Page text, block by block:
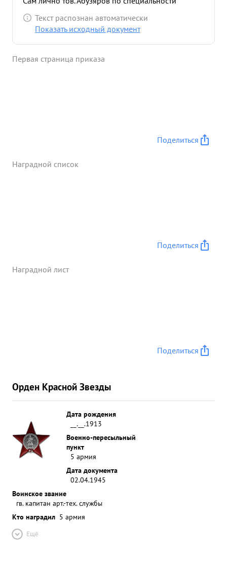
подготовлен хорошо. Свою специальность любит
и систематически работает над повышением
За время пребывания тов. Абузярова в звене не
Текст распознан автоматически
Показать исходный документ
Первая страница приказа
Поделиться
Наградной список
Поделиться
Наградной лист
Поделиться
Орден Красной Звезды
Дата рождения
__.__.1913
Военно-пересыльный
пункт
5 армия
Дата документа
02.04.1945
Воинское звание
гв. капитан арт.-тех. службы
Кто наградил 5 армия
Ещё